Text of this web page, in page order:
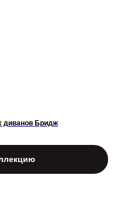
диванов Бридж